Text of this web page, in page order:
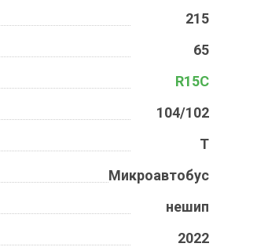
215
65
R15C
104/102
T
Микроавтобус
нешип
2022